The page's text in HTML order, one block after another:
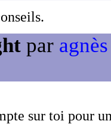
par
sur toi pour